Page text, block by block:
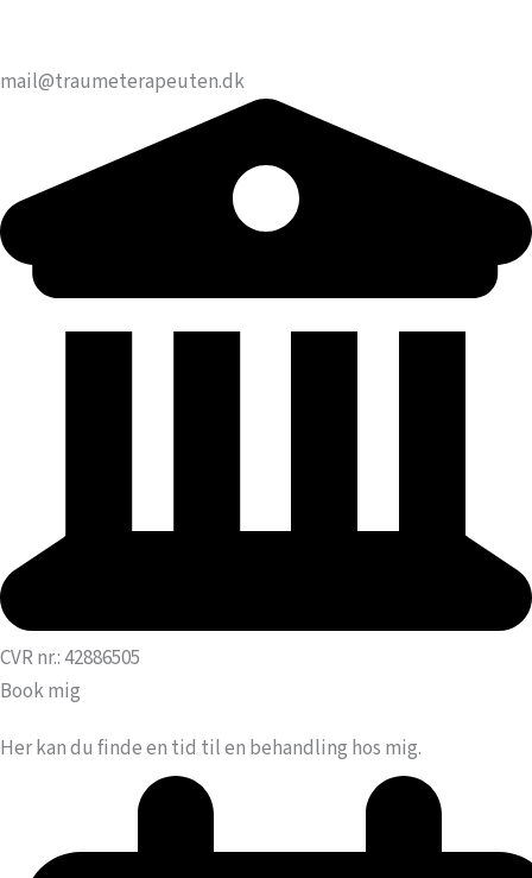
mail@traumeterapeuten.dk
CVR nr.: 42886505
Book mig
Her kan du finde en tid til en behandling hos mig.